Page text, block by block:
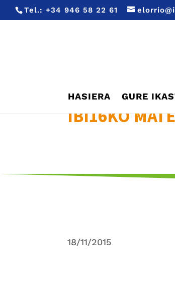
Tel.: +34 946 58 22 61
HASIERA GURE
IBI16KO
18/11/2015